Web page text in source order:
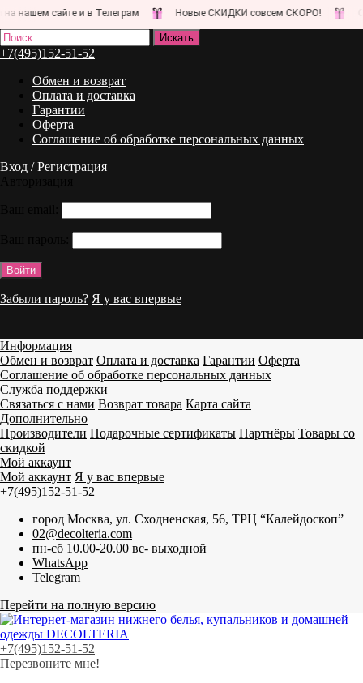
нашем сайте и в Телеграм Новые СКИДКИ совсем СКОРО!
+7(495)152-51-52
Обмен и возврат
Оплата и доставка
Гарантии
Оферта
Соглашение об обработке персональных данных
Вход / Регистрация
Забыли пароль? Я у вас впервые
Информация
Обмен и возврат Оплата и доставка Гарантии Оферта
Соглашение об обработке персональных данных
Служба поддержки
Связаться с нами Возврат товара Карта сайта
Дополнительно
Производители Подарочные сертификаты Партнёры Товары со
скидкой
Мой аккаунт
Мой аккаунт Я у вас впервые
+7(495)152-51-52
город Москва, ул. Сходненская, 56, ТРЦ “Калейдоскоп”
02@decolteria.com
пн-сб 10.00-20.00 вс- выходной
WhatsApp
Telegram
Перейти на полную версию
+7(495)152-51-52
Перезвоните мне!